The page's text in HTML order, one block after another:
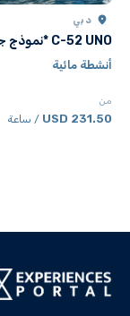
دبي
C-52 UNO *نموذج جديد*
أنشطة مائية
من
231.50 USD / ساعة